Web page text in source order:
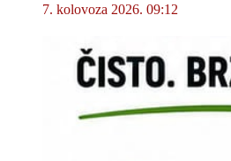
7. kolovoza 2026. 09:12